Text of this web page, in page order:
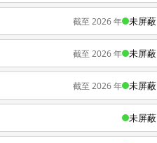
截至 2026 年 未屏蔽
截至 2026 年 未屏蔽
截至 2026 年 未屏蔽
未屏蔽